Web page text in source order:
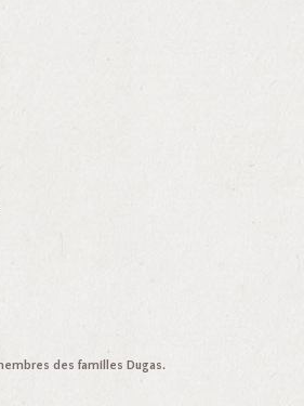
des familles Dugas.